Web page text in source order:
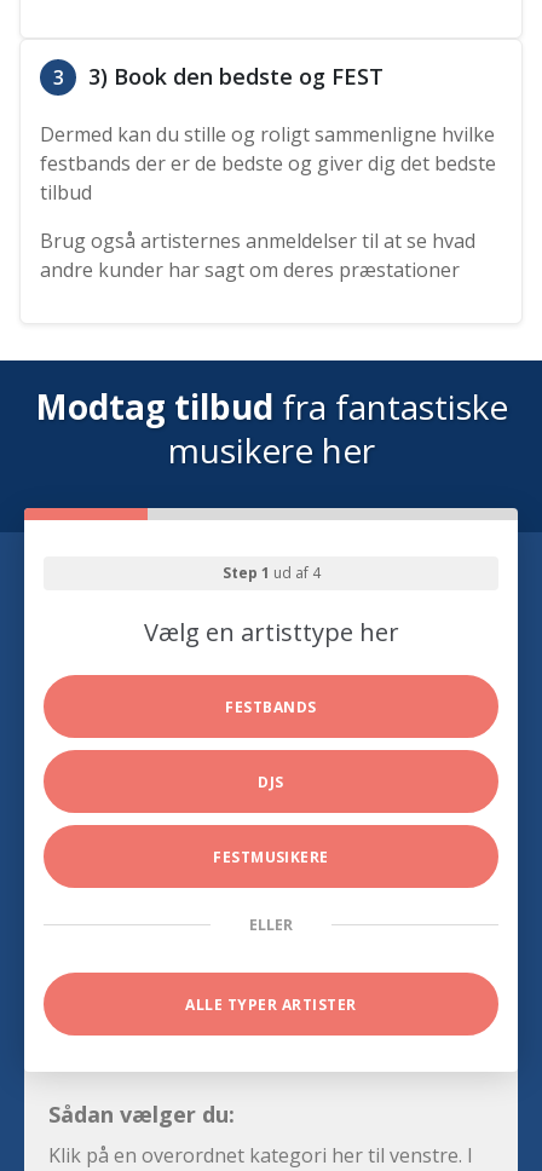
3 3) Book den bedste og FEST
Dermed kan du stille og roligt sammenligne hvilke
festbands der er de bedste og giver dig det bedste
tilbud
Brug også artisternes anmeldelser til at se hvad
andre kunder har sagt om deres præstationer
Modtag tilbud fra fantastiske
musikere her
Step 1 ud af 4
Vælg en artisttype her
FESTBANDS
DJS
FESTMUSIKERE
ELLER
ALLE TYPER ARTISTER
Sådan vælger du:
Klik på en overordnet kategori her til venstre. I